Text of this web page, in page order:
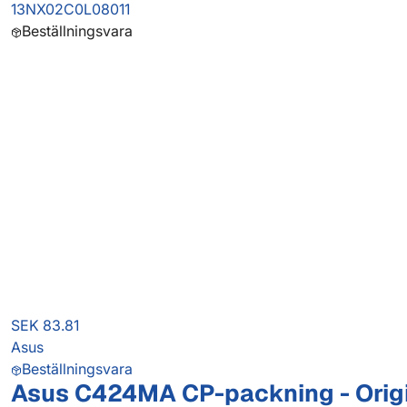
13NX02C0L08011
Beställningsvara
SEK 83.81
Asus
Beställningsvara
Asus C424MA CP-packning -